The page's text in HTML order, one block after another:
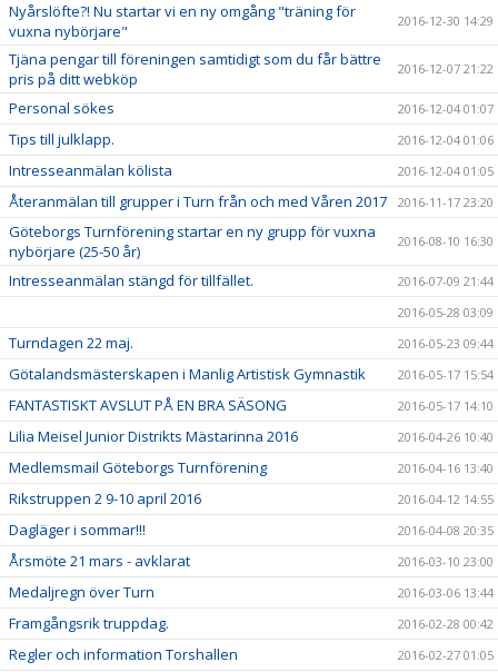
Nyårslöfte?! Nu startar vi en ny omgång "träning för
vuxna nybörjare"
2016-12-30 14:29
Tjäna pengar till föreningen samtidigt som du får bättre
pris på ditt webköp
2016-12-07 21:22
Personal sökes 2016-12-04 01:07
Tips till julklapp. 2016-12-04 01:06
Intresseanmälan kölista 2016-12-04 01:05
Återanmälan till grupper i Turn från och med Våren 2017 2016-11-17 23:20
Göteborgs Turnförening startar en ny grupp för vuxna
nybörjare (25-50 år)
2016-08-10 16:30
Intresseanmälan stängd för tillfället.
2016-07-09 21:44
2016-05-28 03:09
Turndagen 22 maj. 2016-05-23 09:44
Götalandsmästerskapen i Manlig Artistisk Gymnastik 2016-05-17 15:54
FANTASTISKT AVSLUT PÅ EN BRA SÄSONG 2016-05-17 14:10
Lilia Meisel Junior Distrikts Mästarinna 2016 2016-04-26 10:40
Medlemsmail Göteborgs Turnförening 2016-04-16 13:40
Rikstruppen 2 9-10 april 2016 2016-04-12 14:55
Dagläger i sommar!!! 2016-04-08 20:35
Årsmöte 21 mars - avklarat 2016-03-10 23:00
Medaljregn över Turn 2016-03-06 13:44
Framgångsrik truppdag. 2016-02-28 00:42
Regler och information Torshallen 2016-02-27 01:05